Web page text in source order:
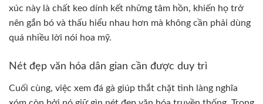
xúc này là chất keo dính kết những tâm hồn, khiến họ trở
nên gắn bó và thấu hiểu nhau hơn mà không cần phải dùng
quá nhiều lời nói hoa mỹ.
Nét đẹp văn hóa dân gian cần được duy trì
Cuối cùng, việc xem đá gà giúp thắt chặt tình làng nghĩa